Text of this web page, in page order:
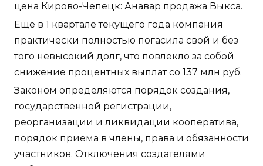
цена Кирово-Чепецк: Анавар продажа Выкса.
Еще в 1 квартале текущего года компания
практически полностью погасила свой и без
того невысокий долг, что повлекло за собой
снижение процентных выплат со 137 млн руб.
Законом определяются порядок создания,
государственной регистрации,
реорганизации и ликвидации кооператива,
порядок приема в члены, права и обязанности
участников. Отключения создателями